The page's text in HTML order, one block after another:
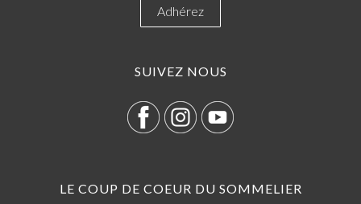
Adhérez
SUIVEZ NOUS
LE COUP DE COEUR DU SOMMELIER